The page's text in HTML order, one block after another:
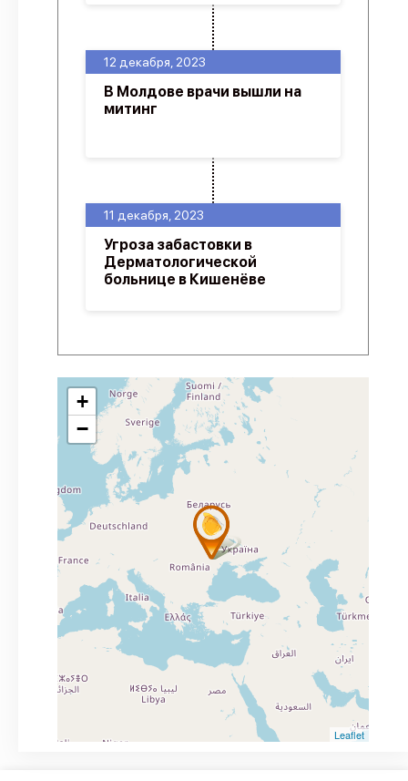
11 декабря, 2023
Угроза забастовки в
Дерматологической
больнице в Кишенёве
12 декабря, 2023
В Молдове врачи вышли на
митинг
+
−
Leaflet